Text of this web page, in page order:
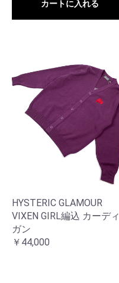
カートに入れる
HYSTERIC GLAMOUR
VIXEN GIRL編込 カーディ
ガン
￥44,000